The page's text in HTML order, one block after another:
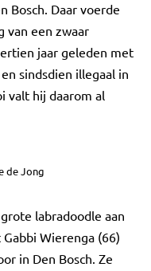
Bosch. Daar voerde
van een zwaar
jaar geleden met
sindsdien illegaal in
valt hij daarom al
de Jong
labradoodle aan
Wierenga (66)
in Den Bosch. Ze